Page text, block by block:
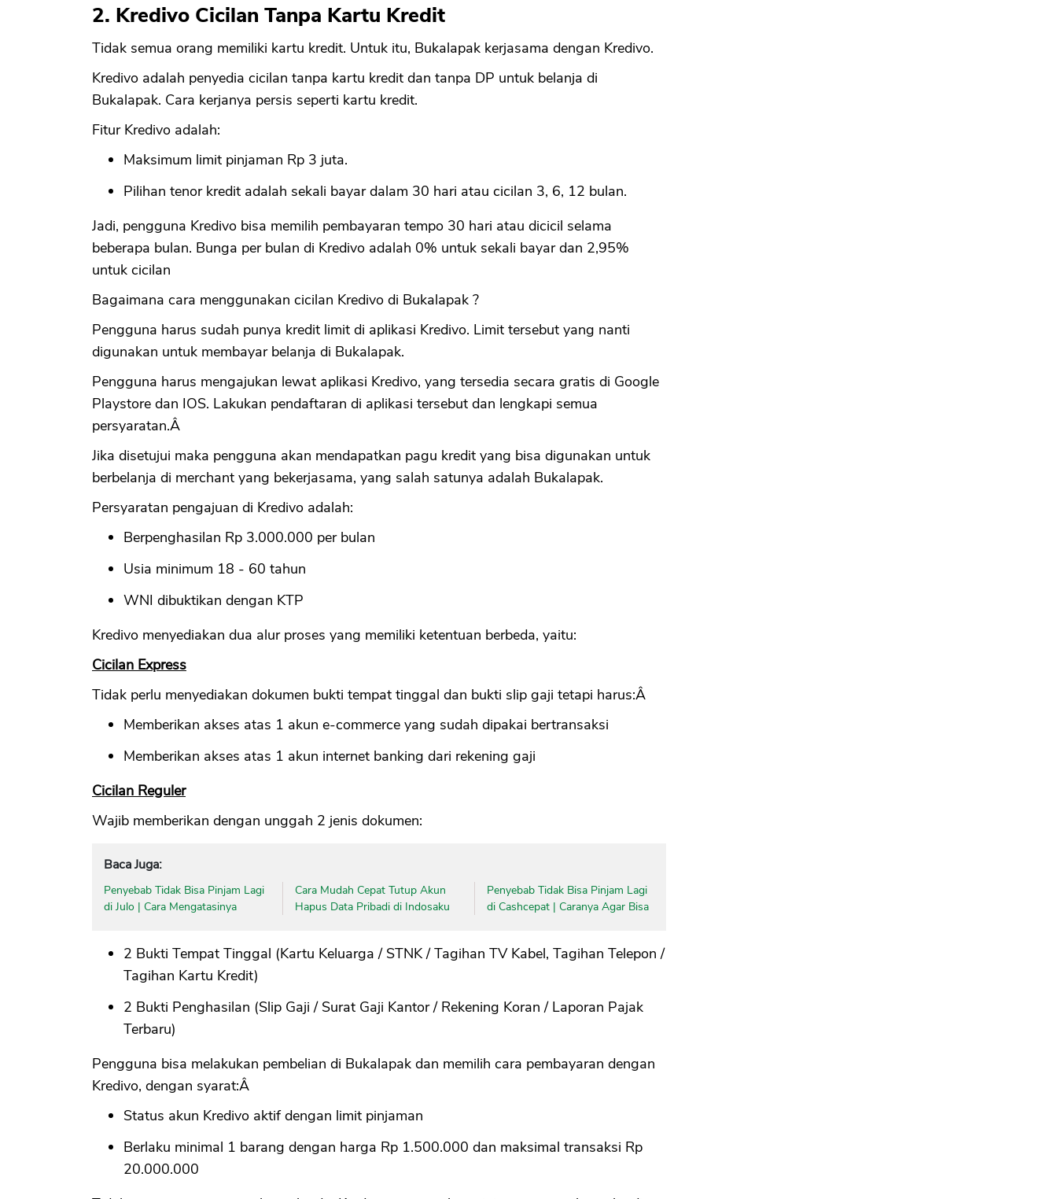
2. Kredivo Cicilan Tanpa Kartu Kredit
Tidak semua orang memiliki kartu kredit. Untuk itu, Bukalapak kerjasama dengan Kredivo.
Kredivo adalah penyedia cicilan tanpa kartu kredit dan tanpa DP untuk belanja di
Bukalapak. Cara kerjanya persis seperti kartu kredit.
Fitur Kredivo adalah:
Maksimum limit pinjaman Rp 3 juta.
Pilihan tenor kredit adalah sekali bayar dalam 30 hari atau cicilan 3, 6, 12 bulan.
Jadi, pengguna Kredivo bisa memilih pembayaran tempo 30 hari atau dicicil selama
beberapa bulan. Bunga per bulan di Kredivo adalah 0% untuk sekali bayar dan 2,95%
untuk cicilan
Bagaimana cara menggunakan cicilan Kredivo di Bukalapak ?
Pengguna harus sudah punya kredit limit di aplikasi Kredivo. Limit tersebut yang nanti
digunakan untuk membayar belanja di Bukalapak.
Pengguna harus mengajukan lewat aplikasi Kredivo, yang tersedia secara gratis di Google
Playstore dan IOS. Lakukan pendaftaran di aplikasi tersebut dan lengkapi semua
persyaratan.Â
Jika disetujui maka pengguna akan mendapatkan pagu kredit yang bisa digunakan untuk
berbelanja di merchant yang bekerjasama, yang salah satunya adalah Bukalapak.
Persyaratan pengajuan di Kredivo adalah:
Berpenghasilan Rp 3.000.000 per bulan
Usia minimum 18 - 60 tahun
WNI dibuktikan dengan KTP
Kredivo menyediakan dua alur proses yang memiliki ketentuan berbeda, yaitu:
Cicilan Express
Tidak perlu menyediakan dokumen bukti tempat tinggal dan bukti slip gaji tetapi harus:Â
Memberikan akses atas 1 akun e-commerce yang sudah dipakai bertransaksi
Memberikan akses atas 1 akun internet banking dari rekening gaji
Cicilan Reguler
Wajib memberikan dengan unggah 2 jenis dokumen:
Baca Juga:
Penyebab Tidak Bisa Pinjam Lagi
di Julo | Cara Mengatasinya
Cara Mudah Cepat Tutup Akun
Hapus Data Pribadi di Indosaku
Penyebab Tidak Bisa Pinjam Lagi
di Cashcepat | Caranya Agar Bisa
2 Bukti Tempat Tinggal (Kartu Keluarga / STNK / Tagihan TV Kabel, Tagihan Telepon /
Tagihan Kartu Kredit)
2 Bukti Penghasilan (Slip Gaji / Surat Gaji Kantor / Rekening Koran / Laporan Pajak
Terbaru)
Pengguna bisa melakukan pembelian di Bukalapak dan memilih cara pembayaran dengan
Kredivo, dengan syarat:Â
Status akun Kredivo aktif dengan limit pinjaman
Berlaku minimal 1 barang dengan harga Rp 1.500.000 dan maksimal transaksi Rp
20.000.000
CANCEL